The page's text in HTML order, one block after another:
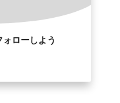
ローしよう